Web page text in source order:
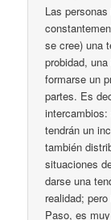
Las
se cree) una
probidad,
formarse un
partes. Es
tendrán un
también
situaciones
darse una
realidad;
Paso, es